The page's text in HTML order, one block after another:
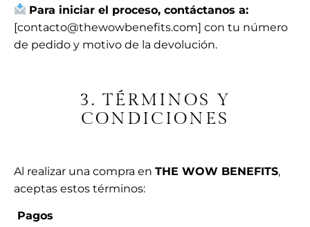
Para iniciar el proceso, contáctanos a:
[contacto@thewowbenefits.com] con tu número
de pedido y motivo de la devolución.
3. TÉRMINOS Y
CONDICIONES
Al realizar una compra en THE WOW BENEFITS,
aceptas estos términos:
Pagos